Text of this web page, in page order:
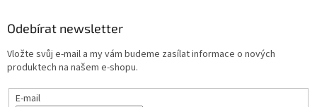
Odebírat newsletter
Vložte svůj e-mail a my vám budeme zasílat informace o nových
produktech na našem e-shopu.
E-mail